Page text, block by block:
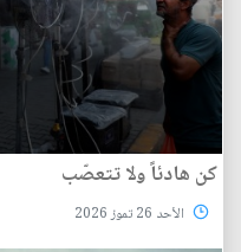
كن هادئاً ولا تتعصّب
الأحد 26 تموز 2026